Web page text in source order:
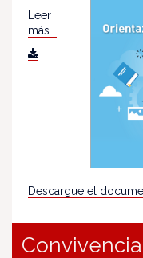
Leer
más...
Descargue el